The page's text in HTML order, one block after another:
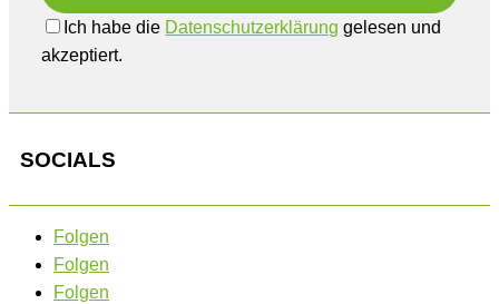
Ich habe die Datenschutzerklärung gelesen und
akzeptiert.
SOCIALS
Folgen
Folgen
Folgen